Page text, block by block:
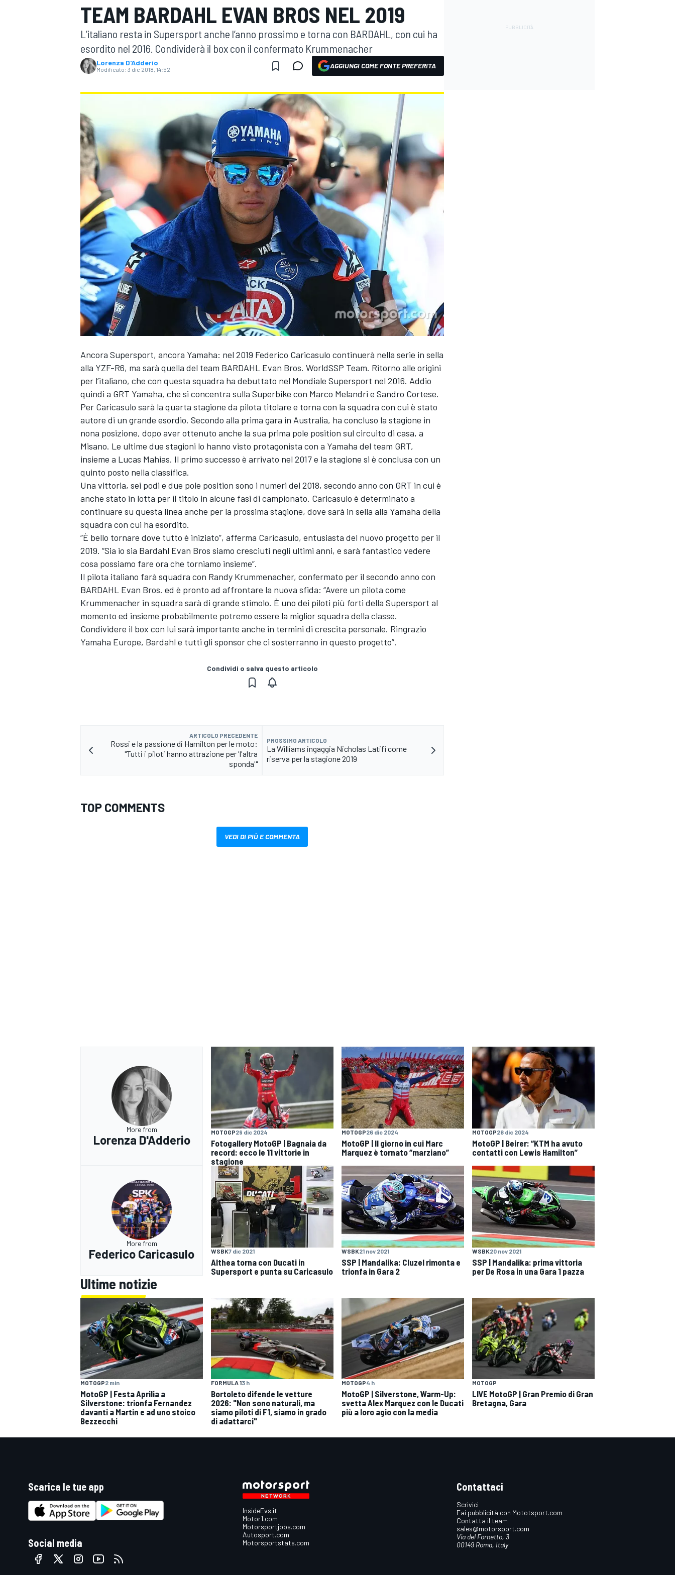
MOTOGP WEC
WRC
MONOPOSTO
MONOMARCA
RALLY
TEAM BARDAHL EVAN BROS NEL 2019
L’italiano resta in Supersport anche l’anno prossimo e torna con BARDAHL, con cui ha
esordito nel 2016. Condividerà il box con il confermato Krummenacher
Lorenza D'Adderio
Modificato: 3 dic 2018, 14:52 AGGIUNGI COME FONTE PREFERITA
Ancora Supersport, ancora Yamaha: nel 2019 Federico Caricasulo continuerà nella serie in sella
alla YZF-R6, ma sarà quella del team BARDAHL Evan Bros. WorldSSP Team. Ritorno alle origini
per l’italiano, che con questa squadra ha debuttato nel Mondiale Supersport nel 2016. Addio
quindi a GRT Yamaha, che si concentra sulla Superbike con Marco Melandri e Sandro Cortese.
Per Caricasulo sarà la quarta stagione da pilota titolare e torna con la squadra con cui è stato
autore di un grande esordio. Secondo alla prima gara in Australia, ha concluso la stagione in
nona posizione, dopo aver ottenuto anche la sua prima pole position sul circuito di casa, a
Misano. Le ultime due stagioni lo hanno visto protagonista con a Yamaha del team GRT,
insieme a Lucas Mahias. Il primo successo è arrivato nel 2017 e la stagione si è conclusa con un
quinto posto nella classifica.
Una vittoria, sei podi e due pole position sono i numeri del 2018, secondo anno con GRT in cui è
anche stato in lotta per il titolo in alcune fasi di campionato. Caricasulo è determinato a
continuare su questa linea anche per la prossima stagione, dove sarà in sella alla Yamaha della
squadra con cui ha esordito.
“È bello tornare dove tutto è iniziato”, afferma Caricasulo, entusiasta del nuovo progetto per il
2019. “Sia io sia Bardahl Evan Bros siamo cresciuti negli ultimi anni, e sarà fantastico vedere
cosa possiamo fare ora che torniamo insieme”.
Il pilota italiano farà squadra con Randy Krummenacher, confermato per il secondo anno con
BARDAHL Evan Bros. ed è pronto ad affrontare la nuova sfida: “Avere un pilota come
Krummenacher in squadra sarà di grande stimolo. È uno dei piloti più forti della Supersport al
momento ed insieme probabilmente potremo essere la miglior squadra della classe.
Condividere il box con lui sarà importante anche in termini di crescita personale. Ringrazio
Yamaha Europe, Bardahl e tutti gli sponsor che ci sosterranno in questo progetto”.
Condividi o salva questo articolo
ARTICOLO PRECEDENTE
Rossi e la passione di Hamilton per le moto:
"Tutti i piloti hanno attrazione per 'l'altra
sponda'"
PROSSIMO ARTICOLO
La Williams ingaggia Nicholas Latifi come
riserva per la stagione 2019
TOP COMMENTS
VEDI DI PIÙ E COMMENTA
More from
Lorenza D'Adderio
MOTOGP29 dic 2024
Fotogallery MotoGP | Bagnaia da
record: ecco le 11 vittorie in
stagione
MOTOGP26 dic 2024
MotoGP | Il giorno in cui Marc
Marquez è tornato “marziano”
MOTOGP26 dic 2024
MotoGP | Beirer: “KTM ha avuto
contatti con Lewis Hamilton”
More from
Federico Caricasulo WSBK7 dic 2021
Althea torna con Ducati in
Supersport e punta su Caricasulo
WSBK21 nov 2021
SSP | Mandalika: Cluzel rimonta e
trionfa in Gara 2
WSBK20 nov 2021
SSP | Mandalika: prima vittoria
per De Rosa in una Gara 1 pazza
Ultime notizie
MOTOGP2 min
MotoGP | Festa Aprilia a
Silverstone: trionfa Fernandez
davanti a Martin e ad uno stoico
Bezzecchi
FORMULA 13 h
Bortoleto difende le vetture
2026: "Non sono naturali, ma
siamo piloti di F1, siamo in grado
di adattarci"
MOTOGP4 h
MotoGP | Silverstone, Warm-Up:
svetta Alex Marquez con le Ducati
più a loro agio con la media
MOTOGP
LIVE MotoGP | Gran Premio di Gran
Bretagna, Gara
Scarica le tue app
Social media
InsideEvs.it
Motor1.com
Motorsportjobs.com
Autosport.com
Motorsportstats.com
Contattaci
Scrivici
Fai pubblicità con Mototsport.com
Contatta il team
sales@motorsport.com
Via del Fornetto, 3
00149 Roma, Italy